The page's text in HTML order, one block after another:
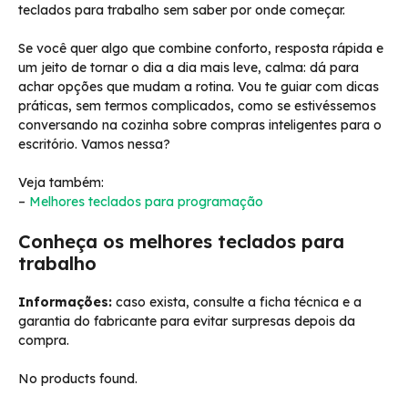
teclados para trabalho sem saber por onde começar.
Se você quer algo que combine conforto, resposta rápida e
um jeito de tornar o dia a dia mais leve, calma: dá para
achar opções que mudam a rotina. Vou te guiar com dicas
práticas, sem termos complicados, como se estivéssemos
conversando na cozinha sobre compras inteligentes para o
escritório. Vamos nessa?
Veja também:
– Melhores teclados para programação
Conheça os melhores teclados para
trabalho
Informações: caso exista, consulte a ficha técnica e a
garantia do fabricante para evitar surpresas depois da
compra.
No products found.